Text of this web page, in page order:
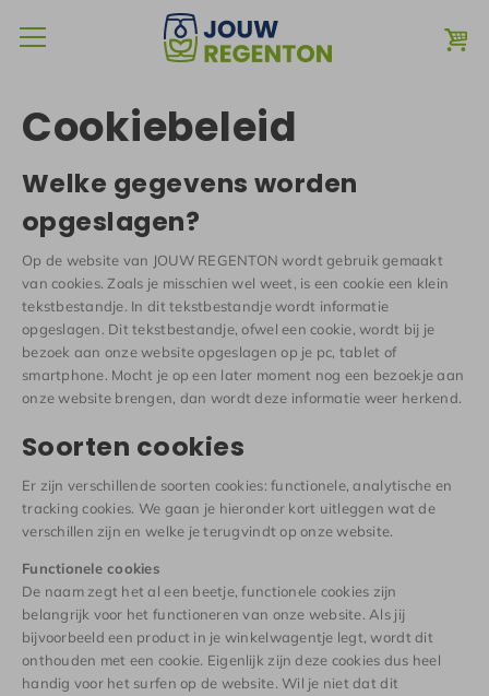
Cookiebeleid
Welke gegevens worden
opgeslagen?
Op de website van JOUW REGENTON wordt gebruik gemaakt
van cookies. Zoals je misschien wel weet, is een cookie een klein
tekstbestandje. In dit tekstbestandje wordt informatie
opgeslagen. Dit tekstbestandje, ofwel een cookie, wordt bij je
bezoek aan onze website opgeslagen op je pc, tablet of
smartphone. Mocht je op een later moment nog een bezoekje aan
onze website brengen, dan wordt deze informatie weer herkend.
Soorten cookies
Er zijn verschillende soorten cookies: functionele, analytische en
tracking cookies. We gaan je hieronder kort uitleggen wat de
verschillen zijn en welke je terugvindt op onze website.
Functionele cookies
De naam zegt het al een beetje, functionele cookies zijn
belangrijk voor het functioneren van onze website. Als jij
bijvoorbeeld een product in je winkelwagentje legt, wordt dit
onthouden met een cookie. Eigenlijk zijn deze cookies dus heel
handig voor het surfen op de website. Wil je niet dat dit